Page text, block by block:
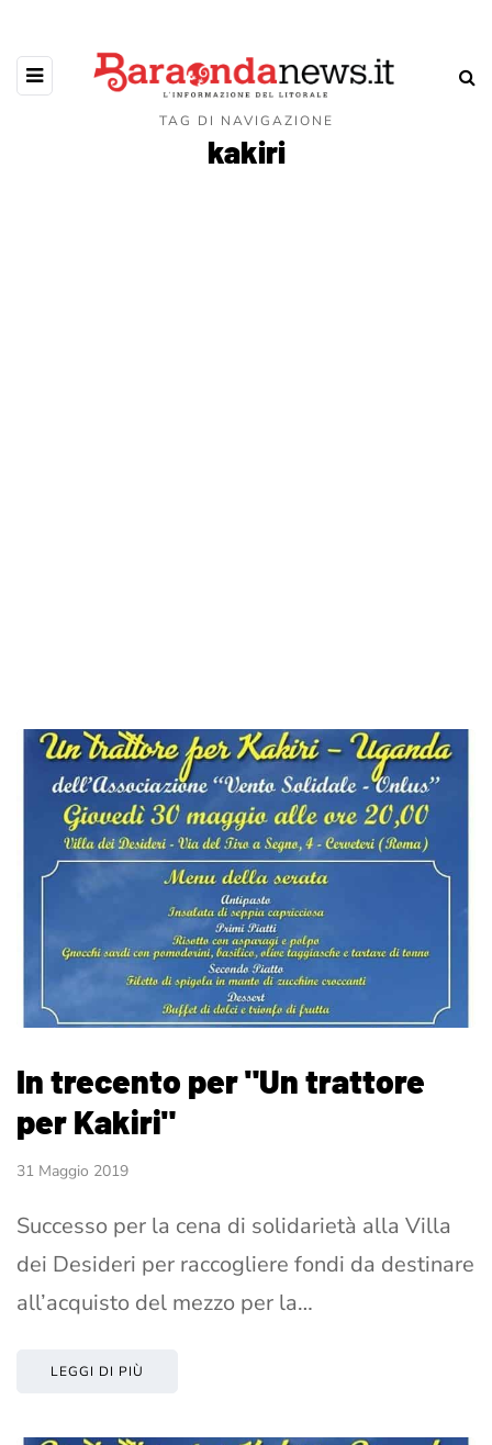
TAG DI NAVIGAZIONE
kakiri
In trecento per "Un trattore
per Kakiri"
31 Maggio 2019
Successo per la cena di solidarietà alla Villa
dei Desideri per raccogliere fondi da destinare
all’acquisto del mezzo per la…
LEGGI DI PIÙ